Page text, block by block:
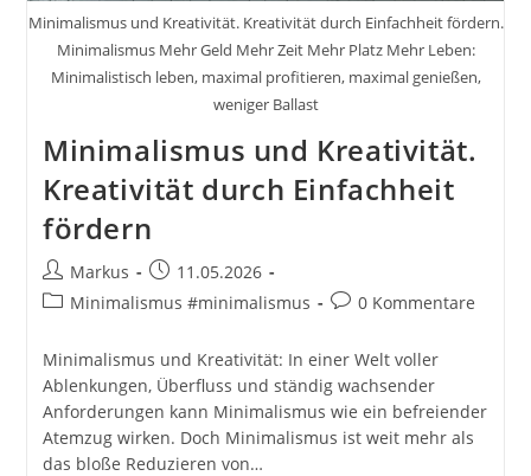
Minimalismus und Kreativität. Kreativität durch Einfachheit fördern.
Minimalismus Mehr Geld Mehr Zeit Mehr Platz Mehr Leben:
Minimalistisch leben, maximal profitieren, maximal genießen,
weniger Ballast
Minimalismus und Kreativität.
Kreativität durch Einfachheit
fördern
Beitrags-
Autor:
Markus
Beitrag
veröffentlicht:
11.05.2026
Beitrags-
Minimalismus #minimalismus
Beitrags-
0 Kommentare
Minimalismus und Kreativität: In einer Welt voller
Ablenkungen, Überfluss und ständig wachsender
Anforderungen kann Minimalismus wie ein befreiender
Atemzug wirken. Doch Minimalismus ist weit mehr als
das bloße Reduzieren von…